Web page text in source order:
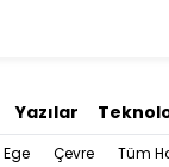
Yazılar
Ege Çevre Tüm